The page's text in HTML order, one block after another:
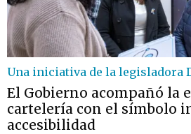
Una iniciativa de la legisladora
El Gobierno acompañó la
cartelería con el símbolo
accesibilidad